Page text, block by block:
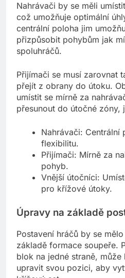
Nahrávači by se měli
což umožňuje optimální
centrální poloha jim
přizpůsobit pohybům jak
spoluhráčů.
Přijímači se musí zarovnat
přejít z obrany do útoku.
umístit se mírně za
přesunout do útočné zóny,
Nahrávači: Centrální
flexibilitu.
Přijímači: Mírně za
pohyb.
Vnější útočníci:
pro křížové útoky.
Úpravy na základě
Postavení hráčů by se
základě formace soupeře.
blok na jedné straně,
upravit svou pozici, aby